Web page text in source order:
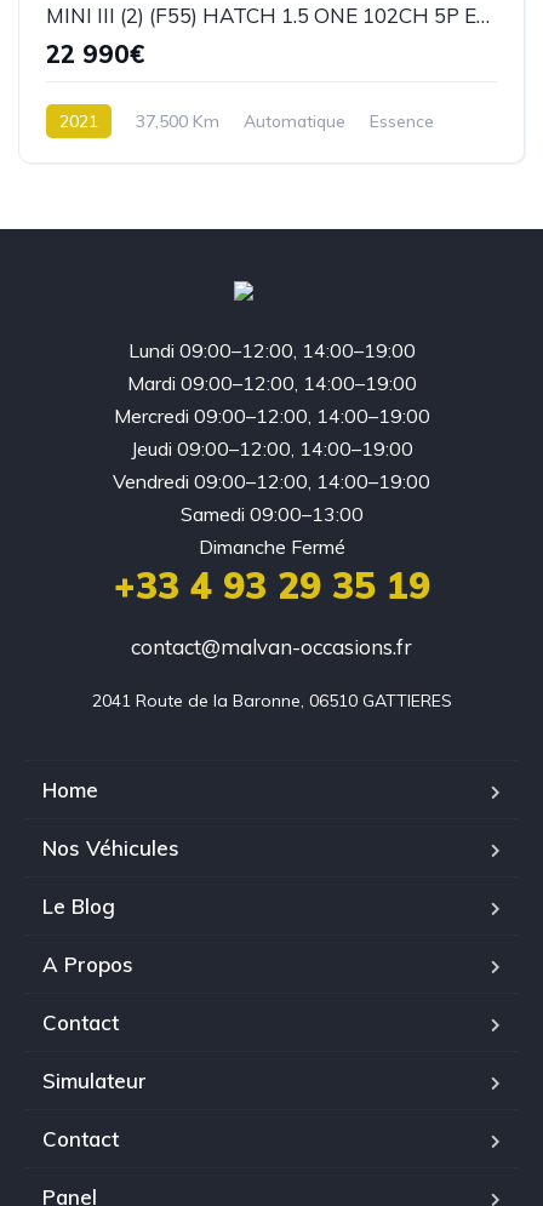
MINI III (2) (F55) HATCH 1.5 ONE 102CH 5P EDITION CAMDEN BVA7
22 990€
2021 37,500 Km Automatique
Essence
Lundi 09:00–12:00, 14:00–19:00
Mardi 09:00–12:00, 14:00–19:00
Mercredi 09:00–12:00, 14:00–19:00
Jeudi 09:00–12:00, 14:00–19:00
Vendredi 09:00–12:00, 14:00–19:00
Samedi 09:00–13:00
Dimanche Fermé
+33 4 93 29 35 19
contact@malvan-occasions.fr
2041 Route de la Baronne, 06510 GATTIERES
Home
Nos Véhicules
Le Blog
A Propos
Contact
Simulateur
Contact
Panel